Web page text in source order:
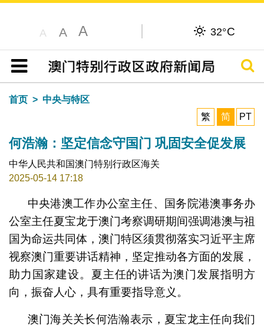
A A A 32°C
目录
搜寻
首页
中央与特区
繁
简 PT
何浩瀚：坚定信念守国门 巩固安全促发展
中华人民共和国澳门特别行政区海关
2025-05-14 17:18
中央港澳工作办公室主任、国务院港澳事务办
公室主任夏宝龙于澳门考察调研期间强调港澳与祖
国为命运共同体，澳门特区须贯彻落实习近平主席
视察澳门重要讲话精神，坚定推动各方面的发展，
助力国家建设。夏主任的讲话为澳门发展指明方
向，振奋人心，具有重要指导意义。
澳门海关关长何浩瀚表示，夏宝龙主任向我们